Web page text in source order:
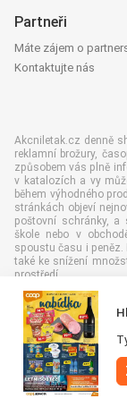
Partneři
Máte zájem o
Kontaktujte nás
Akcniletak.cz denně
reklamní brožury,
způsobem vás plně
v katalozích a vy
během výhodného
stránkách objeví
poštovní schránky,
škole nebo v
spoustu času i
také ke snížení
prostředí.
Všechna práva
Podmínky a pravidla
|